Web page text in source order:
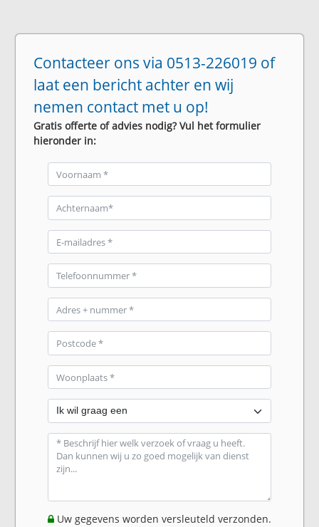
Contacteer ons via 0513-226019 of
laat een bericht achter en wij
nemen contact met u op!
Gratis offerte of advies nodig? Vul het formulier
hieronder in:
Uw gegevens worden versleuteld verzonden.